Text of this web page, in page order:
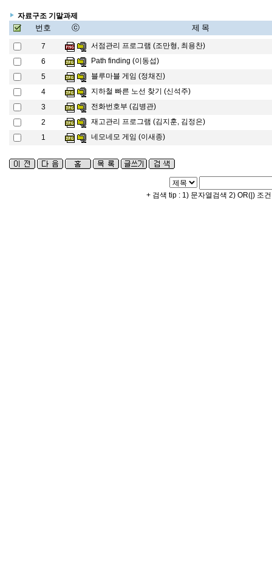
자료구조 기말과제
번호 ⓒ 제 목
7
서점관리 프로그램 (조만형, 최용찬)
6
Path finding (이동섭)
5
블루마블 게임 (정채진)
4
지하철 빠른 노선 찾기 (신석주)
3
전화번호부 (김병관)
2
재고관리 프로그램 (김지훈, 김정은)
1
네모네모 게임 (이새종)
+ 검색 tip : 1) 문자열검색 2) OR(|) 조